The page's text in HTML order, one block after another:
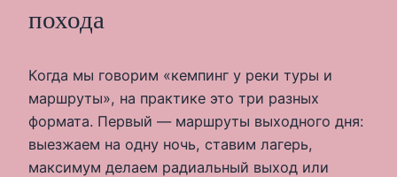
похода
Когда мы говорим «кемпинг у реки туры и
маршруты», на практике это три разных
формата. Первый — маршруты выходного дня:
выезжаем на одну ночь, ставим лагерь,
максимум делаем радиальный выход или